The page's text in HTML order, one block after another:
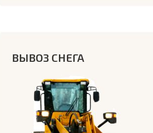
ВЫВОЗ СНЕГА